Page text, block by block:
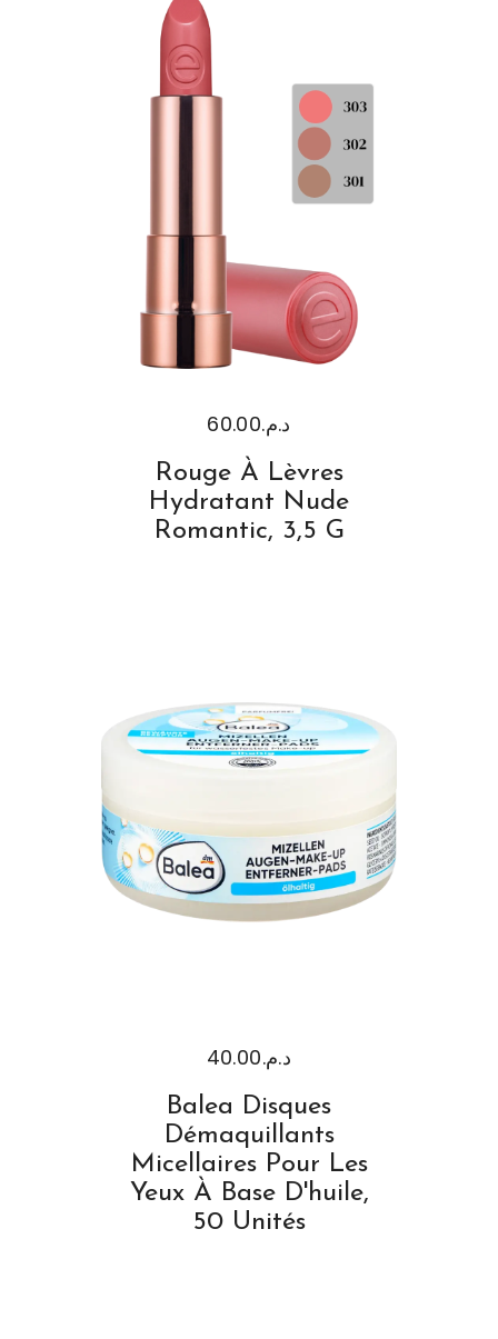
د.م.60.00
Rouge À Lèvres
Hydratant Nude
Romantic, 3,5 G
د.م.40.00
Balea Disques
Démaquillants
Micellaires Pour Les
Yeux À Base D'huile,
50 Unités